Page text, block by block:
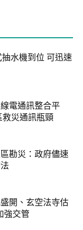
水機到位 可迅速
電通訊整合平
救災通訊瓶頸
勘災：政府儘速
開、玄空法寺估
強交管